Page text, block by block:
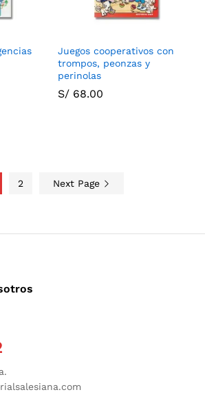
Juegos cooperativos con
trompos, peonzas y
perinolas
S/ 68.00
2 Next Page